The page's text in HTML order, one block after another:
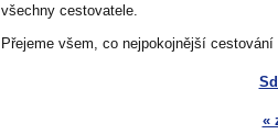
všechny cestovatele.
Přejeme všem, co nejpokojnější
«